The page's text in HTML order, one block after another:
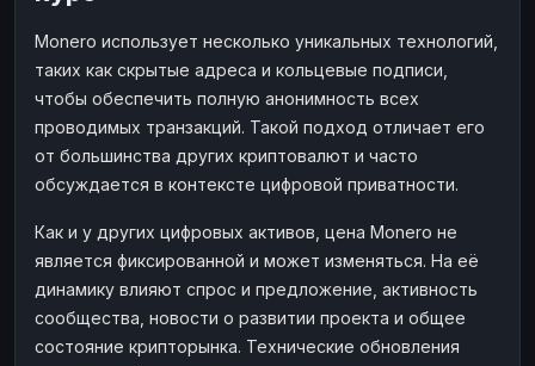
Monero использует несколько уникальных технологий,
таких как скрытые адреса и кольцевые подписи,
чтобы обеспечить полную анонимность всех
проводимых транзакций. Такой подход отличает его
от большинства других криптовалют и часто
обсуждается в контексте цифровой приватности.
Как и у других цифровых активов, цена Monero не
является фиксированной и может изменяться. На её
динамику влияют спрос и предложение, активность
сообщества, новости о развитии проекта и общее
состояние крипторынка. Технические обновления